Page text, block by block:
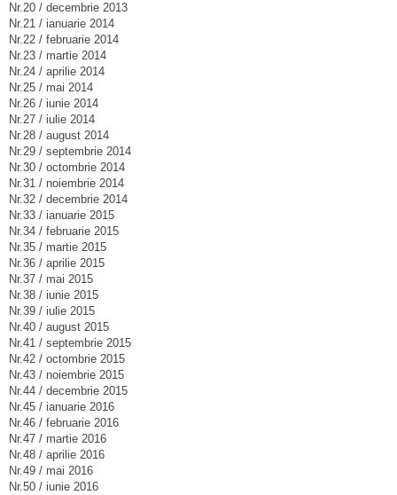
Nr.20 / decembrie 2013
Nr.21 / ianuarie 2014
Nr.22 / februarie 2014
Nr.23 / martie 2014
Nr.24 / aprilie 2014
Nr.25 / mai 2014
Nr.26 / iunie 2014
Nr.27 / iulie 2014
Nr.28 / august 2014
Nr.29 / septembrie 2014
Nr.30 / octombrie 2014
Nr.31 / noiembrie 2014
Nr.32 / decembrie 2014
Nr.33 / ianuarie 2015
Nr.34 / februarie 2015
Nr.35 / martie 2015
Nr.36 / aprilie 2015
Nr.37 / mai 2015
Nr.38 / iunie 2015
Nr.39 / iulie 2015
Nr.40 / august 2015
Nr.41 / septembrie 2015
Nr.42 / octombrie 2015
Nr.43 / noiembrie 2015
Nr.44 / decembrie 2015
Nr.45 / ianuarie 2016
Nr.46 / februarie 2016
Nr.47 / martie 2016
Nr.48 / aprilie 2016
Nr.49 / mai 2016
Nr.50 / iunie 2016